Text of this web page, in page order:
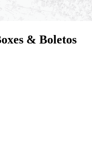
& Boletos